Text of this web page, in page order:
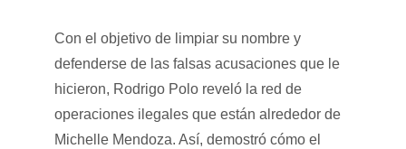
Con el objetivo de limpiar su nombre y
defenderse de las falsas acusaciones que le
hicieron, Rodrigo Polo reveló la red de
operaciones ilegales que están alrededor de
Michelle Mendoza. Así, demostró cómo el